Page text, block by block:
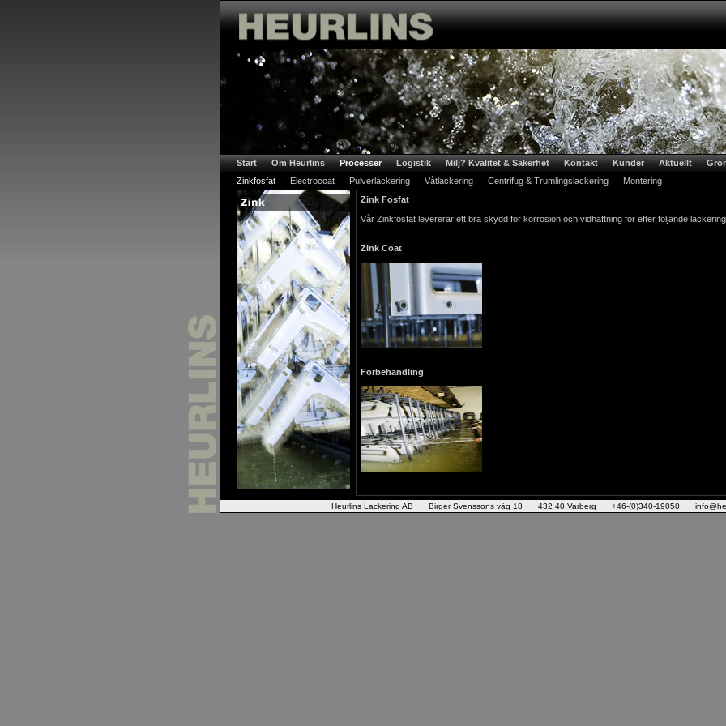
Start Om Heurlins Processer Logistik Milj? Kvalitet & Säkerhet Kontakt Kunder Aktuellt
Zinkfosfat
Electrocoat Pulverlackering Våtlackering Centrifug & Trumlingslackering
Montering
Zink Fosfat
Vår Zinkfosfat levererar ett bra skydd för korrosion och vidhäftning för efter följande
Zink Coat
Förbehandling
Heurlins Lackering AB Birger Svenssons väg 18 432 40 Varberg +46-(0)340-19050